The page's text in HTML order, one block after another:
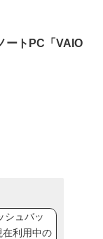
ートPC「VAIO
シュバッ
在利用中の